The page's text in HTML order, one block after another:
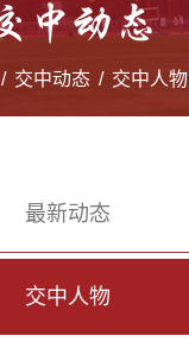
中动态
/ 交中动态 / 交中人物
最新动态
交中人物